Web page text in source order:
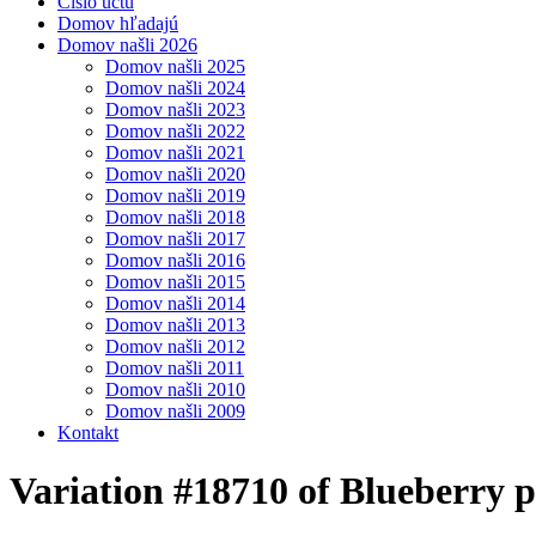
Domov hľadajú
Domov našli 2026
Domov našli 2025
Domov našli 2024
Domov našli 2023
Domov našli 2022
Domov našli 2021
Domov našli 2020
Domov našli 2019
Domov našli 2018
Domov našli 2017
Domov našli 2016
Domov našli 2015
Domov našli 2014
Domov našli 2013
Domov našli 2012
Domov našli 2011
Domov našli 2010
Domov našli 2009
Kontakt
Variation #18710 of Blueberry